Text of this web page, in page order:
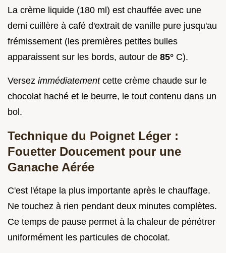
La crème liquide (180 ml) est chauffée avec une
demi cuillère à café d'extrait de vanille pure jusqu'au
frémissement (les premières petites bulles
apparaissent sur les bords, autour de 85° C).
Versez immédiatement cette crème chaude sur le
chocolat haché et le beurre, le tout contenu dans un
bol.
Technique du Poignet Léger :
Fouetter Doucement pour une
Ganache Aérée
C'est l'étape la plus importante après le chauffage.
Ne touchez à rien pendant deux minutes complètes.
Ce temps de pause permet à la chaleur de pénétrer
uniformément les particules de chocolat.